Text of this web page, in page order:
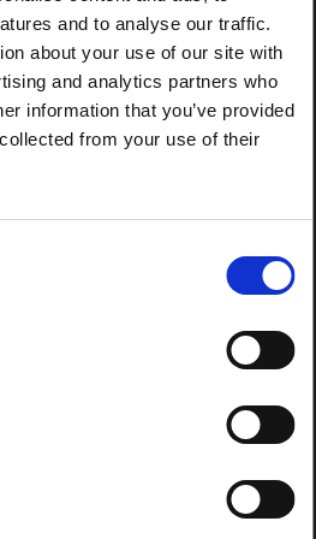
and to analyse our traffic.
about your use of our site with
and analytics partners who
information that you’ve provided
from your use of their
sur la province de l'Ituri,
par une épidémie d'Ebola
pas directement
développements de la
présente le contexte général
: Synthèse